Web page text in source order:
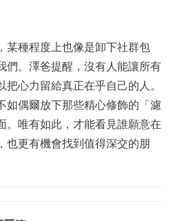
某種程度上也像是卸下社群包
們。澤爸提醒，沒有人能讓所有
把心力留給真正在乎自己的人。
如偶爾放下那些精心修飾的「濾
。唯有如此，才能看見誰願意在
也更有機會找到值得深交的朋